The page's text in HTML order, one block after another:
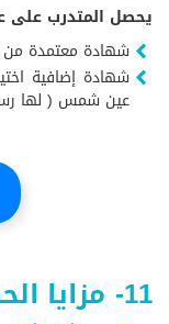
يحصل المتدرب على عدد 2 شهادة
شهادة معتمدة من
شهادة إضافية
عين شمس ( لها
11-